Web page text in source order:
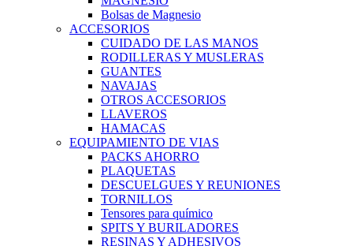
Bolsas de Magnesio
ACCESORIOS
CUIDADO DE LAS MANOS
RODILLERAS Y MUSLERAS
GUANTES
NAVAJAS
OTROS ACCESORIOS
LLAVEROS
HAMACAS
EQUIPAMIENTO DE VIAS
PACKS AHORRO
PLAQUETAS
DESCUELGUES Y REUNIONES
TORNILLOS
Tensores para químico
SPITS Y BURILADORES
RESINAS Y ADHESIVOS